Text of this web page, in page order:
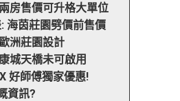
房售價可升格大單位
海茵莊園劈價前售價
洲莊園設計
城天橋未可啟用
好師傅獨家優惠!
資訊?